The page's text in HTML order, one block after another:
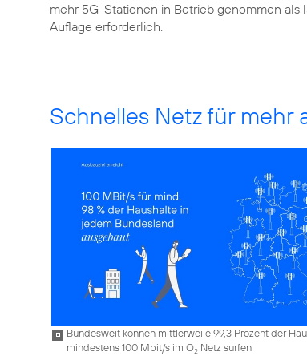
mehr 5G-Stationen in Betrieb genommen als
Auflage erforderlich.
Schnelles Netz für mehr
Bundesweit können mittlerweile 99,3 Prozent der
mindestens 100 Mbit/s im O2 Netz surfen